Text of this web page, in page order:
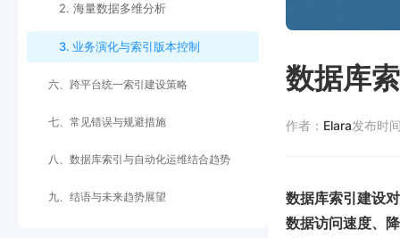
2. 海量数据多维分析
3. 业务演化与索引版本控制
六、跨平台统一索引建设策略
七、常见错误与规避措施
八、数据库索引与自动化运维结合趋势
九、结语与未来趋势展望
数据库
作者： Elara发布时
数据库索引建设
数据访问速度、